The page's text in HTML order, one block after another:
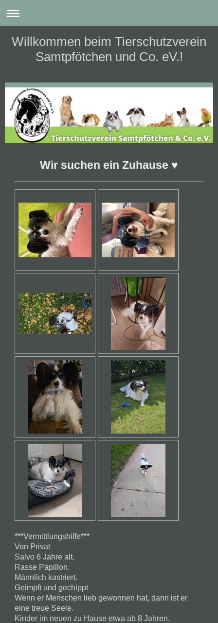
Willkommen beim Tierschutzverein
Samtpfötchen und Co. eV.!
Wir suchen ein Zuhause ♥
***Vermittlungshilfe***
Von Privat
Salvo 6 Jahre alt.
Rasse Papillon.
Männlich kastriert.
Geimpft und gechippt
Wenn er Menschen lieb gewonnen hat, dann ist er
eine treue Seele.
Kinder im neuen zu Hause etwa ab 8 Jahren.